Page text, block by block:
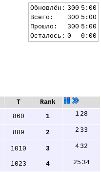
Обновлён: 300 5:00
Всего:
300 5:00
Прошло:
300 5:00
Осталось: 0 0:00
T
Rank
860 1 1 28
889 2 2 33
1010 3 4 32
1023 4 25 34